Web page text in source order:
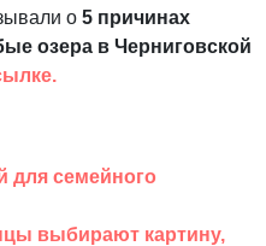
о 5 причинах
озера в Черниговской
для семейного
выбирают картину,